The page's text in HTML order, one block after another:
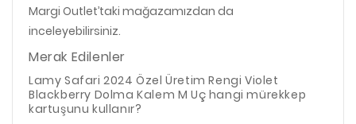
Margi Outlet’taki mağazamızdan da
inceleyebilirsiniz.
Merak Edilenler
Lamy Safari 2024 Özel Üretim Rengi Violet
Blackberry Dolma Kalem M Uç hangi mürekkep
kartuşunu kullanır?